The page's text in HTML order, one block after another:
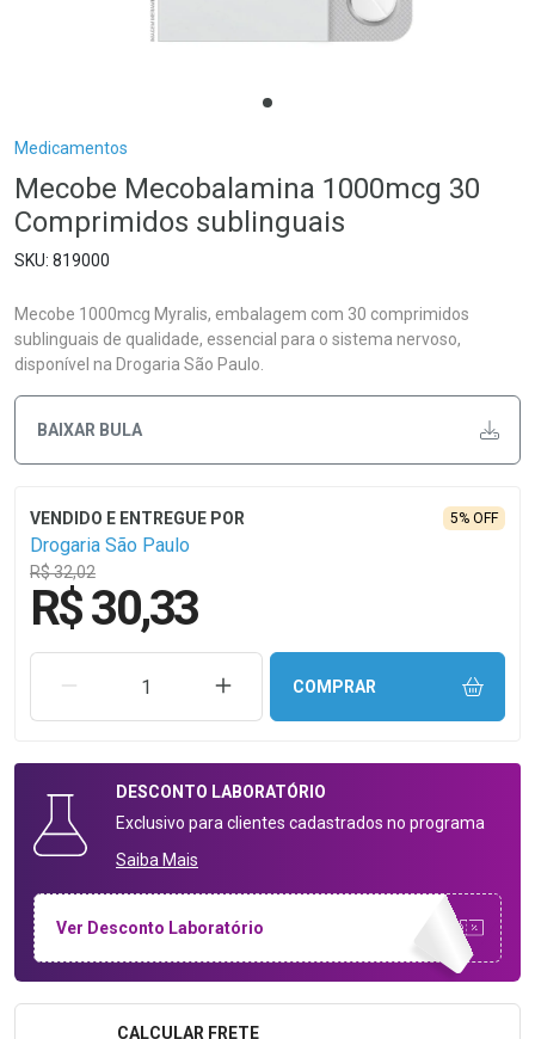
Breadcrumb
Medicamentos
Mecobe Mecobalamina 1000mcg 30
Comprimidos sublinguais
819000
Mecobe 1000mcg Myralis, embalagem com 30 comprimidos
sublinguais de qualidade, essencial para o sistema nervoso,
disponível na Drogaria São Paulo.
BAIXAR BULA
Drogaria São Paulo
R$ 32,02
5% OFF
R$ 30,33
REMOVER UMA UNIDADEAUMENTAR UMA UNIDADE
COMPRAR
DESCONTO LABORATÓRIO
Exclusivo para clientes cadastrados no programa
Saiba Mais
Ver Desconto Laboratório
CALCULAR FRETE